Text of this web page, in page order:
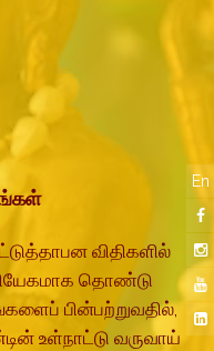
விதிகளில்
தொண்டு
பின்பற்றுவதில்,
உள்நாட்டு வருவாய்
En